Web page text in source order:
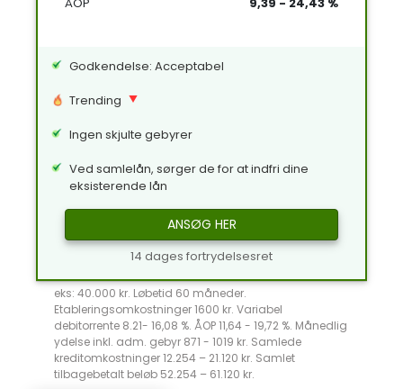
Godkendelse: Acceptabel
Trending
Ingen skjulte gebyrer
Ved samlelån, sørger de for at indfri dine
eksisterende lån
ANSØG HER
14 dages fortrydelsesret
eks: 40.000 kr. Løbetid 60 måneder.
Etableringsomkostninger 1600 kr. Variabel
debitorrente 8.21- 16,08 %. ÅOP 11,64 - 19,72 %. Månedlig
ydelse inkl. adm. gebyr 871 - 1019 kr. Samlede
kreditomkostninger 12.254 – 21.120 kr. Samlet
tilbagebetalt beløb 52.254 – 61.120 kr.